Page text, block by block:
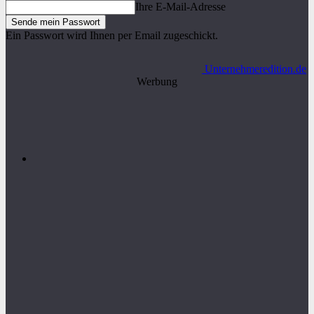
Ihre E-Mail-Adresse
Ein Passwort wird Ihnen per Email zugeschickt.
Unternehmeredition.de
Werbung